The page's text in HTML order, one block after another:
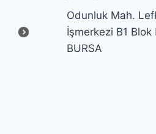
Odunluk Mah.
İşmerkezi B1
BURSA